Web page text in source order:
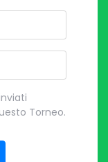
Torneo.